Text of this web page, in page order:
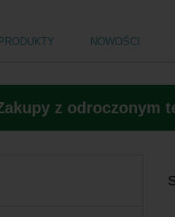
PRODUKTY NOWOŚCI
z odroczonym